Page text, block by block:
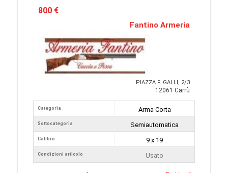
800 €
Fantino Armeria
PIAZZA F. GALLI, 2/3
12061 Carrù
Categoria
Sottocategoria
Calibro
Condizioni articolo
Arma Corta
Semiautomatica
9 x 19
Usato